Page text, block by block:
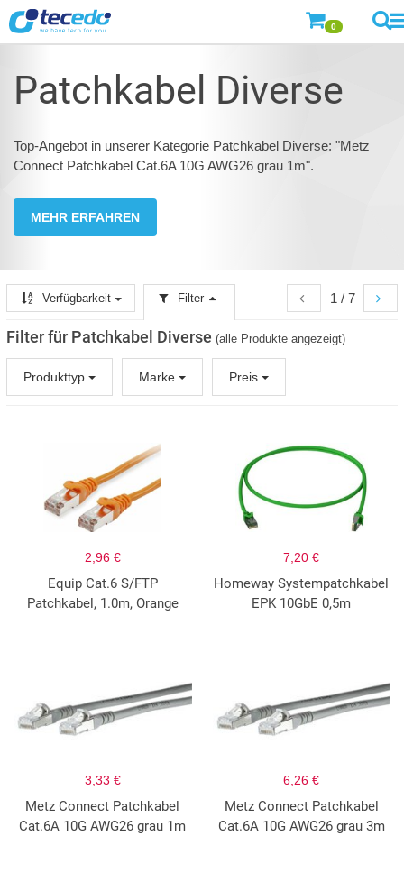
0
Patchkabel Diverse
Top-Angebot in unserer Kategorie Patchkabel Diverse: "Metz
Connect Patchkabel Cat.6A 10G AWG26 grau 1m".
MEHR ERFAHREN
1 / 7
Verfügbarkeit Filter
Filter für Patchkabel Diverse (alle Produkte angezeigt)
Produkttyp Marke Preis
2,96 €
Equip Cat.6 S/FTP
Patchkabel, 1.0m, Orange
7,20 €
Homeway Systempatchkabel
EPK 10GbE 0,5m
3,33 €
Metz Connect Patchkabel
Cat.6A 10G AWG26 grau 1m
6,26 €
Metz Connect Patchkabel
Cat.6A 10G AWG26 grau 3m